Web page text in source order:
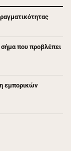
που προβλέπει
εμπορικών